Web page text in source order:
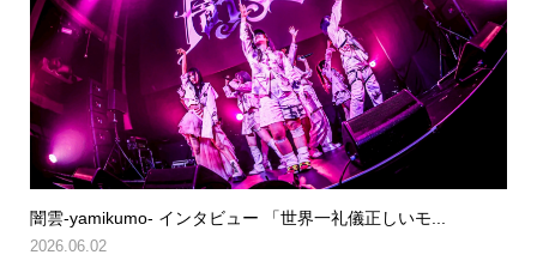
闇雲-yamikumo- インタビュー 「世界一礼儀正しいモ...
2026.06.02